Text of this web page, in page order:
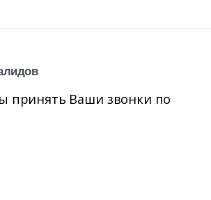
принять Ваши звонки по